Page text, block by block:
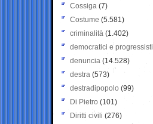
Cossiga (7)
Costume (5.581)
criminalità (1.402)
democratici e progressisti
denuncia (14.528)
destra (573)
destradipopolo (99)
Di Pietro (101)
Diritti civili (276)